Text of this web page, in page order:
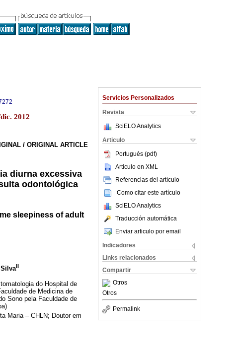
Servicios Personalizados
Revista
SciELO Analytics
Articulo
Portugués (pdf)
Articulo en XML
Referencias del artículo
Como citar este artículo
SciELO Analytics
Traducción automática
Enviar articulo por email
Indicadores
Links relacionados
Compartir
Otros
Otros
Permalink
2012
/ ORIGINAL ARTICLE
diurna excessiva
odontológica
sleepiness of adult
II
do Hospital de
de Medicina de
Sono pela Faculdade de
Maria – CHLN; Doutor em